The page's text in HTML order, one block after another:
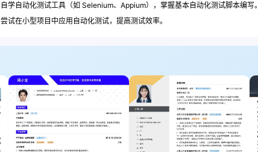
自学自动化测试工具（如 Selenium、Appium），掌握基本自动化测试脚本编写。
尝试在小型项目中应用自动化测试，提高测试效率。